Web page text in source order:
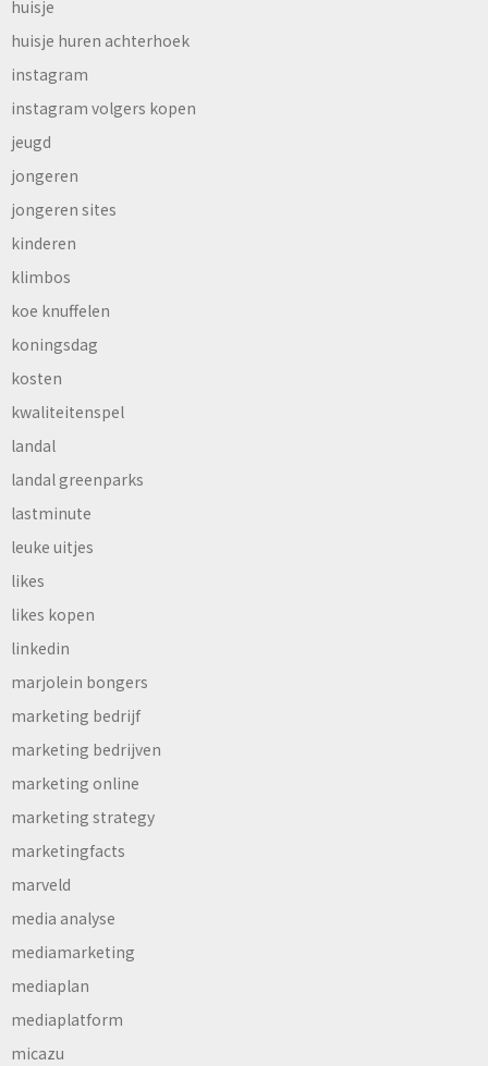
huisje
huisje huren achterhoek
instagram
instagram volgers kopen
jeugd
jongeren
jongeren sites
kinderen
klimbos
koe knuffelen
koningsdag
kosten
kwaliteitenspel
landal
landal greenparks
lastminute
leuke uitjes
likes
likes kopen
linkedin
marjolein bongers
marketing bedrijf
marketing bedrijven
marketing online
marketing strategy
marketingfacts
marveld
media analyse
mediamarketing
mediaplan
mediaplatform
micazu